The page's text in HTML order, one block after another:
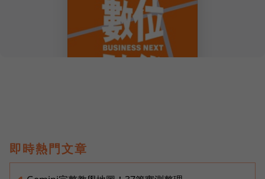
即時熱門文章